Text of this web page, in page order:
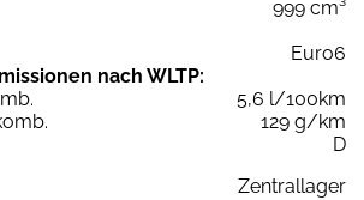
999 cm³
Euro6
nach WLTP:
5,6 l/100km
129 g/km
D
Zentrallager